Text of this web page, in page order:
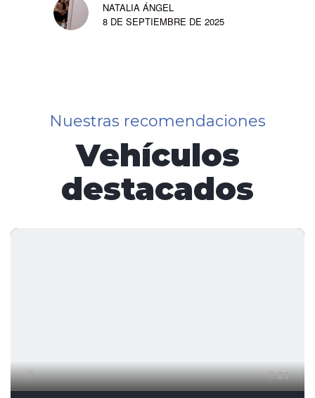
NATALIA ÁNGEL
8 DE SEPTIEMBRE DE 2025
Nuestras recomendaciones
Vehículos
destacados
21